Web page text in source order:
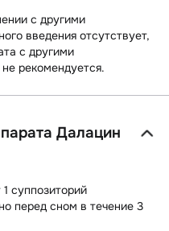
с другими
введения отсутствует,
с другими
рекомендуется.
Далацин
суппозиторий
перед сном в течение 3